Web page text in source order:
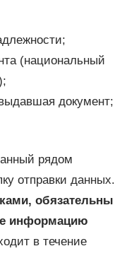
(национальный
документ;
рядом
отправки данных.
обязательны
информацию
в течение